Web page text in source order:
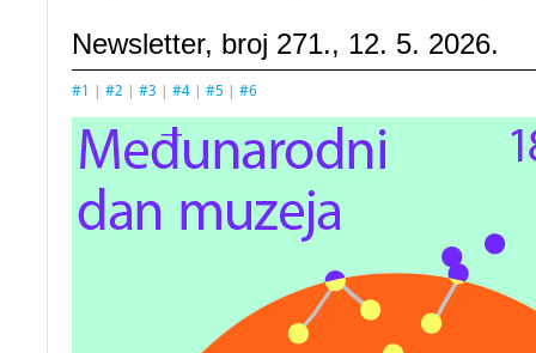
Newsletter, broj 271., 12. 5. 2026.
#1 #2 #3 #4 #5 #6